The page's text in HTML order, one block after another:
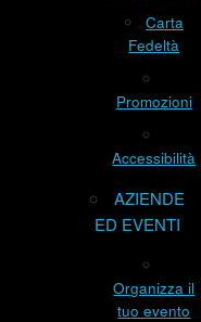
Carta
Fedeltà
Promozioni
Accessibilità
AZIENDE
ED EVENTI
Organizza il
tuo evento